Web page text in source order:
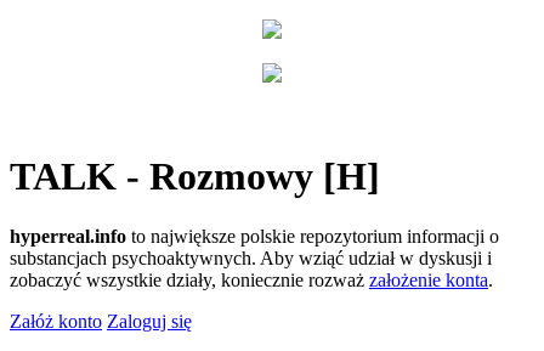
TALK - Rozmowy [H]
hyperreal.info to największe polskie repozytorium informacji o
substancjach psychoaktywnych. Aby wziąć udział w dyskusji i
zobaczyć wszystkie działy, koniecznie rozważ założenie konta.
Załóż konto Zaloguj się